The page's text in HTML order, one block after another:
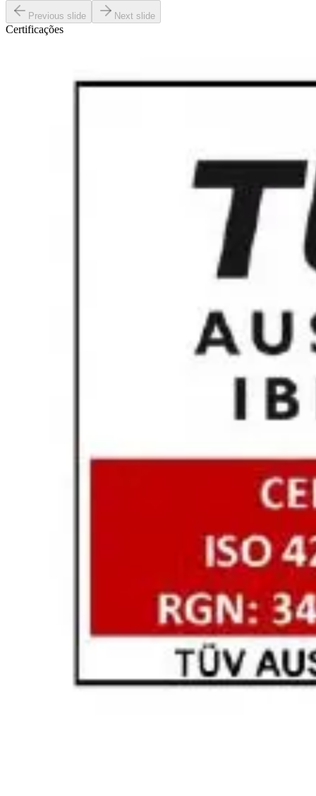
Previous slide Next slide
Certificações